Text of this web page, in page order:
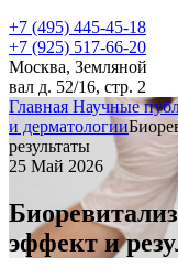
+7 (495) 445-45-18
+7 (925) 517-66-20
Москва, Земляной
вал д. 52/16, стр. 2
Главная Научные
и дерматологии
результаты
25 Май 2026
эффект и